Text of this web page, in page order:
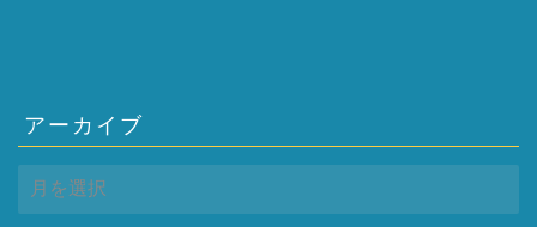
アーカイブ
ア
ー